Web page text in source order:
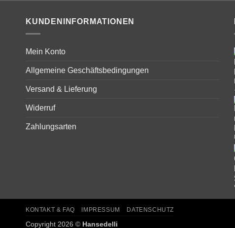
KUNDENINFORMATIONEN
Mein Konto
Allgemeine Geschäftsbedingungen
Versand & Lieferung
Widerruf
Zahlungsarten
KONTAKT & FAQ IMPRESSUM DATENSCHUTZ
Copyright 2026 © Hansedelli